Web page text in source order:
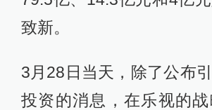
致新。
3月28日当天，除了公布
投资的消息，在乐视的